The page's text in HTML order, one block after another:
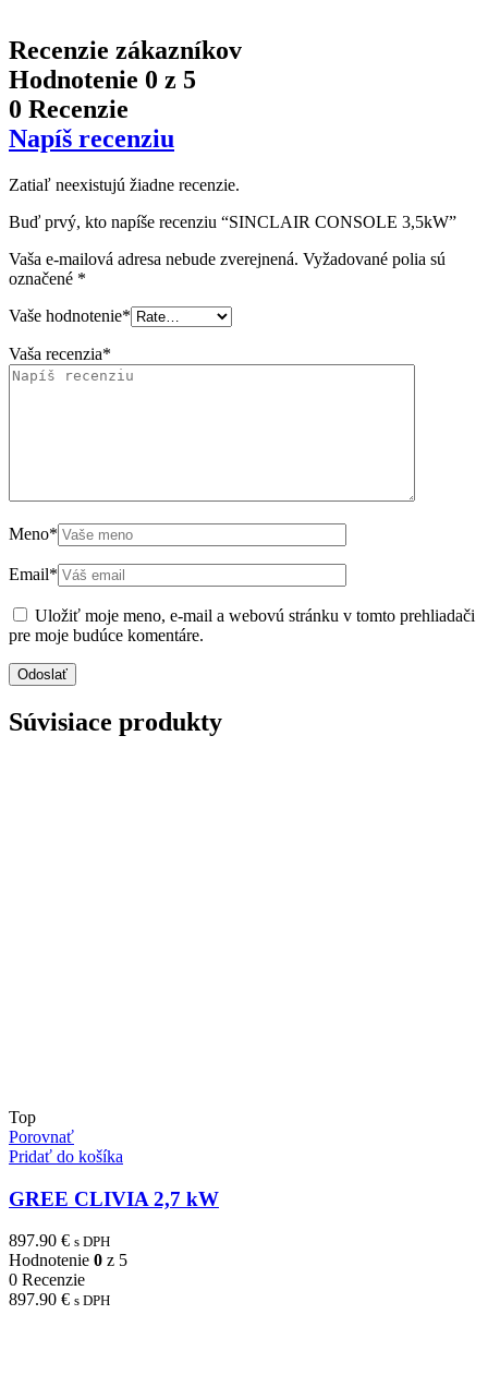
Recenzie zákazníkov
Hodnotenie 0 z 5
0 Recenzie
Napíš recenziu
Zatiaľ neexistujú žiadne recenzie.
Buď prvý, kto napíše recenziu “SINCLAIR CONSOLE 3,5kW”
Vaša e-mailová adresa nebude zverejnená. Vyžadované polia sú
označené *
Vaše hodnotenie*
Vaša recenzia*
Meno*
Email*
Uložiť moje meno, e-mail a webovú stránku v tomto prehliadači
pre moje budúce komentáre.
Súvisiace produkty
Top
Porovnať
Pridať do košíka
GREE CLIVIA 2,7 kW
897.90 € s DPH
Hodnotenie 0 z 5
0 Recenzie
897.90 € s DPH